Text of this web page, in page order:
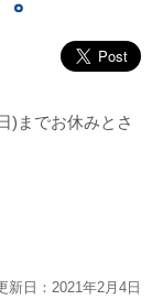
)までお休みとさ
日：2021年2月4日